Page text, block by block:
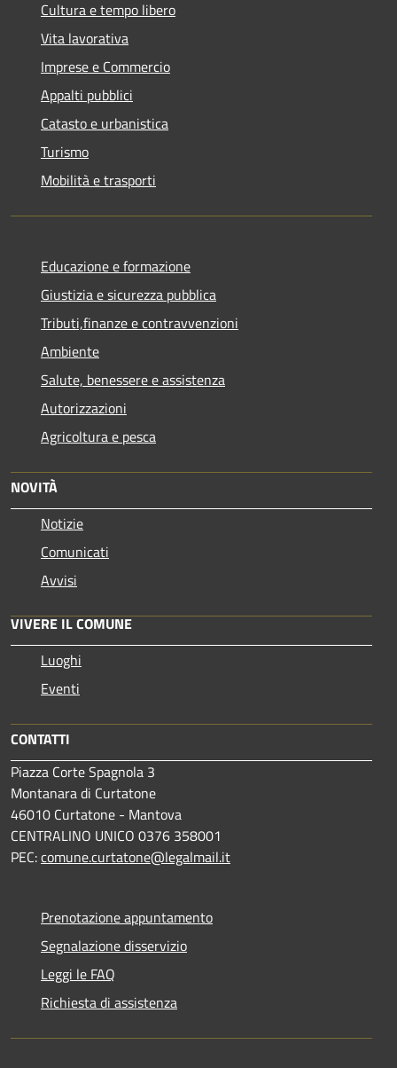
Cultura e tempo libero
Vita lavorativa
Imprese e Commercio
Appalti pubblici
Catasto e urbanistica
Turismo
Mobilità e trasporti
Educazione e formazione
Giustizia e sicurezza pubblica
Tributi,finanze e contravvenzioni
Ambiente
Salute, benessere e assistenza
Autorizzazioni
Agricoltura e pesca
NOVITÀ
Notizie
Comunicati
Avvisi
VIVERE IL COMUNE
Luoghi
Eventi
CONTATTI
Piazza Corte Spagnola 3
Montanara di Curtatone
46010 Curtatone - Mantova
CENTRALINO UNICO 0376 358001
PEC:comune.curtatone@legalmail.it
Prenotazione appuntamento
Segnalazione disservizio
Leggi le FAQ
Richiesta di assistenza